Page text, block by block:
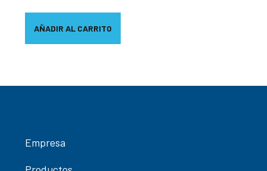
AÑADIR AL CARRITO
Empresa